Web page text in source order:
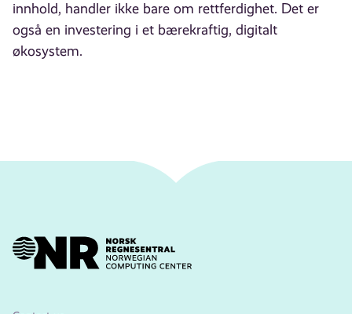
innhold, handler ikke bare om rettferdighet. Det er
også en investering i et bærekraftig, digitalt
økosystem.